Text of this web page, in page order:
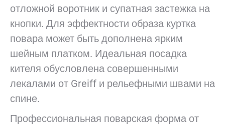
отложной воротник и супатная застежка на
кнопки. Для эффектности образа куртка
повара может быть дополнена ярким
шейным платком. Идеальная посадка
кителя обусловлена совершенными
лекалами от Greiff и рельефными швами на
спине.
Профессиональная поварская форма от